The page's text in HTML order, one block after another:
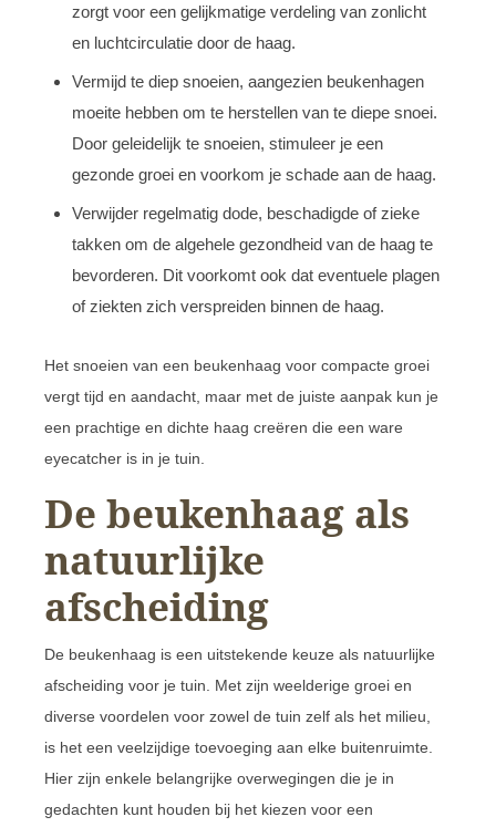
zorgt voor een gelijkmatige verdeling van zonlicht
en luchtcirculatie door de haag.
Vermijd te diep snoeien, aangezien beukenhagen
moeite hebben om te herstellen van te diepe snoei.
Door geleidelijk te snoeien, stimuleer je een
gezonde groei en voorkom je schade aan de haag.
Verwijder regelmatig dode, beschadigde of zieke
takken om de algehele gezondheid van de haag te
bevorderen. Dit voorkomt ook dat eventuele plagen
of ziekten zich verspreiden binnen de haag.
Het snoeien van een beukenhaag voor compacte groei
vergt tijd en aandacht, maar met de juiste aanpak kun je
een prachtige en dichte haag creëren die een ware
eyecatcher is in je tuin.
De beukenhaag als
natuurlijke
afscheiding
De beukenhaag is een uitstekende keuze als natuurlijke
afscheiding voor je tuin. Met zijn weelderige groei en
diverse voordelen voor zowel de tuin zelf als het milieu,
is het een veelzijdige toevoeging aan elke buitenruimte.
Hier zijn enkele belangrijke overwegingen die je in
gedachten kunt houden bij het kiezen voor een